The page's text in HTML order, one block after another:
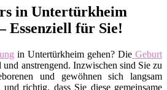
in Untertürkheim
Essenziell für Sie!
in Untertürkheim gehen? Die Geburt
anstrengend. Inzwischen sind Sie zu
und gewöhnen sich langsam
richtig, dass Sie diese gemeinsame